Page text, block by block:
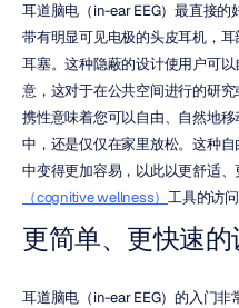
耳道脑电（in-ear EEG）最直接
带有明显可见电极的头皮耳机，
耳塞。这种隐蔽的设计使用户可
意，这对于在公共空间进行的研
携性意味着您可以自由、自然地
中，还是仅仅在家里放松。这种
中变得更加容易，以此以更舒适
（cognitive wellness） 工具的访问
更简单、更快速的
耳道脑电（in-ear EEG）的入门